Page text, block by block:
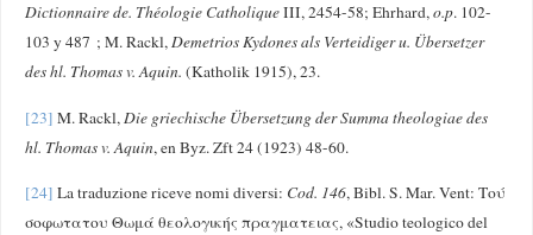
Dictionnaire de. Théologie CatholiqueIII, 2454-58; Ehrhard,o.p. 102-
103 y 487 ; M. Rackl,Demetrios Kydones als Verteidiger u. Übersetzer
des hl. Thomas v. Aquin.(Katholik 1915), 23.
[23] M. Rackl, Die griechische Übersetzung der Summa theologiae des
hl. Thomas v. Aquin, en Byz. Zft 24 (1923) 48-60.
[24] La traduzione riceve nomi diversi: Cod. 146, Bibl. S. Mar. Vent: Τού
σοφωτατου Θωμά θεολογικής πραγματειας, «Studio teologico del